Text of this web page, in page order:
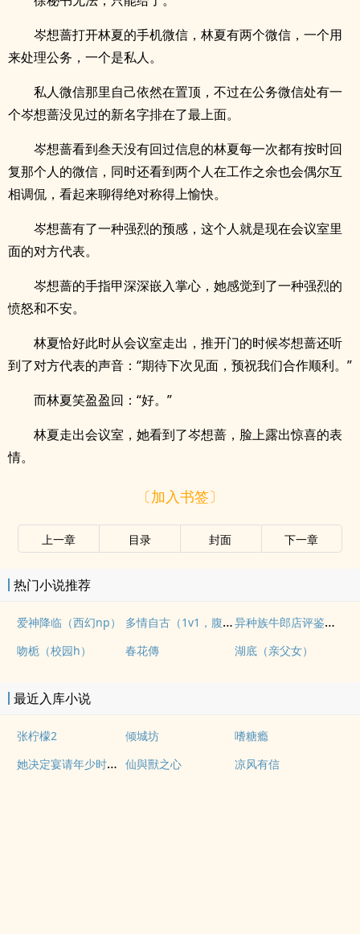
岑想蔷打开林夏的手机微信，林夏有两个微信，一个用
来处理公务，一个是私人。
私人微信那里自己依然在置顶，不过在公务微信处有一
个岑想蔷没见过的新名字排在了最上面。
岑想蔷看到叁天没有回过信息的林夏每一次都有按时回
复那个人的微信，同时还看到两个人在工作之余也会偶尔互
相调侃，看起来聊得绝对称得上愉快。
岑想蔷有了一种强烈的预感，这个人就是现在会议室里
面的对方代表。
岑想蔷的手指甲深深嵌入掌心，她感觉到了一种强烈的
愤怒和不安。
林夏恰好此时从会议室走出，推开门的时候岑想蔷还听
到了对方代表的声音：“期待下次见面，预祝我们合作顺利。”
而林夏笑盈盈回：“好。”
林夏走出会议室，她看到了岑想蔷，脸上露出惊喜的表
情。
〔加入书签〕
上一章 目录 封面 下一章
热门小说推荐
爱神降临（西幻np） 多情自古（1v1，腹黑内侍咸鱼皇后） 异种族牛郎店评鉴指南
吻栀（校园h） 春花傳 湖底（亲父女）
最近入库小说
张柠檬2 倾城坊 嗜糖瘾
她决定宴请年少时的自己（1v1H） 仙與獸之心 凉风有信